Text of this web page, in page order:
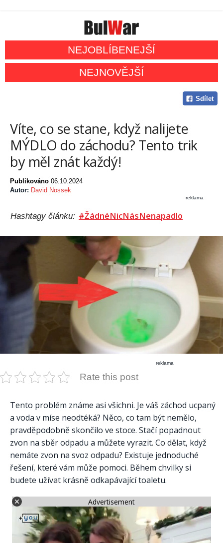
NEJOBLÍBENEJŠÍ
NEJNOVĚJŠÍ
Sdílet
Víte, co se stane, když nalijete
MÝDLO do záchodu? Tento trik
by měl znát každý!
Publikováno 06.10.2024
Autor: David Nossek
reklama
Hashtagy článku: #ŽádnéNicNásNenapadlo
reklama
Rate this post
Tento problém známe asi všichni. Je váš záchod ucpaný
a voda v míse neodtéká? Něco, co tam být nemělo,
pravděpodobně skončilo ve stoce. Stačí popadnout
zvon na sběr odpadu a můžete vyrazit. Co dělat, když
nemáte zvon na svoz odpadu? Existuje jednoduché
řešení, které vám může pomoci. Během chvilky si
budete užívat krásně odkapávající toaletu.
Advertisement